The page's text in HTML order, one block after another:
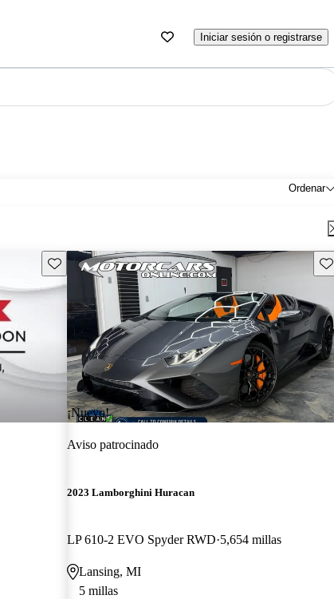
Iniciar sesión o registrarse
Ordenar
Guarda este Aviso
¡Nuevo!
Aviso patrocinado
2023 Lamborghini Huracan
LP 610-2 EVO Spyder RWD 5,654 millas
Lansing, MI
5 millas